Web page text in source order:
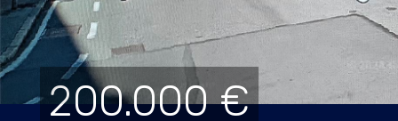
200.000 €